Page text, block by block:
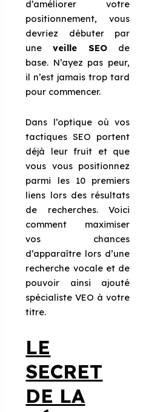
d’améliorer votre
positionnement, vous
devriez débuter par
uneveille SEO de
base. N’ayez pas peur,
il n’est jamais trop tard
pour commencer.
Dans l’optique où vos
tactiques SEO portent
déjà leur fruit et que
vous vous positionnez
parmi les 10 premiers
liens lors des résultats
de recherches. Voici
comment maximiser
vos chances
d’apparaître lors d’une
recherche vocale et de
pouvoir ainsi ajouté
spécialiste VEO à votre
titre.
LE
SECRET
DE LA